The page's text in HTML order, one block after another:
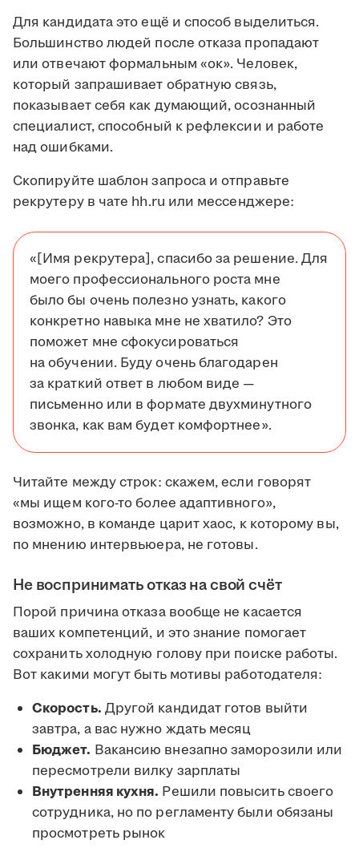
Для кандидата это ещё и способ выделиться.
Большинство людей после отказа пропадают
или отвечают формальным «ок». Человек,
который запрашивает обратную связь,
показывает себя как думающий, осознанный
специалист, способный к рефлексии и работе
над ошибками.
Скопируйте шаблон запроса и отправьте
рекрутеру в чате hh.ru или мессенджере:
«[Имя рекрутера], спасибо за решение. Для
моего профессионального роста мне
было бы очень полезно узнать, какого
конкретно навыка мне не хватило? Это
поможет мне сфокусироваться
на обучении. Буду очень благодарен
за краткий ответ в любом виде —
письменно или в формате двухминутного
звонка, как вам будет комфортнее».
Читайте между строк: скажем, если говорят
«мы ищем кого-то более адаптивного»,
возможно, в команде царит хаос, к которому вы,
по мнению интервьюера, не готовы.
Не воспринимать отказ на свой счёт
Порой причина отказа вообще не касается
ваших компетенций, и это знание помогает
сохранить холодную голову при поиске работы.
Вот какими могут быть мотивы работодателя:
Скорость. Другой кандидат готов выйти
завтра, а вас нужно ждать месяц
Бюджет. Вакансию внезапно заморозили или
пересмотрели вилку зарплаты
Внутренняя кухня. Решили повысить своего
сотрудника, но по регламенту были обязаны
просмотреть рынок